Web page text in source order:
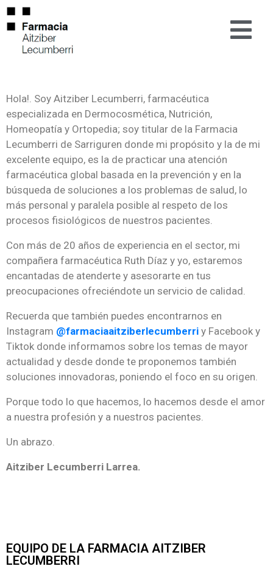
Hola!. Soy Aitziber Lecumberri, farmacéutica
especializada en Dermocosmética, Nutrición,
Homeopatía y Ortopedia; soy titular de la Farmacia
Lecumberri de Sarriguren donde mi propósito y la de mi
excelente equipo, es la de practicar una atención
farmacéutica global basada en la prevención y en la
búsqueda de soluciones a los problemas de salud, lo
más personal y paralela posible al respeto de los
procesos fisiológicos de nuestros pacientes.
Con más de 20 años de experiencia en el sector, mi
compañera farmacéutica Ruth Díaz y yo, estaremos
encantadas de atenderte y asesorarte en tus
preocupaciones ofreciéndote un servicio de calidad.
Recuerda que también puedes encontrarnos en
Instagram @farmaciaaitziberlecumberri y Facebook y
Tiktok donde informamos sobre los temas de mayor
actualidad y desde donde te proponemos también
soluciones innovadoras, poniendo el foco en su origen.
Porque todo lo que hacemos, lo hacemos desde el amor
a nuestra profesión y a nuestros pacientes.
Un abrazo.
Aitziber Lecumberri Larrea.
EQUIPO DE LA FARMACIA AITZIBER
LECUMBERRI